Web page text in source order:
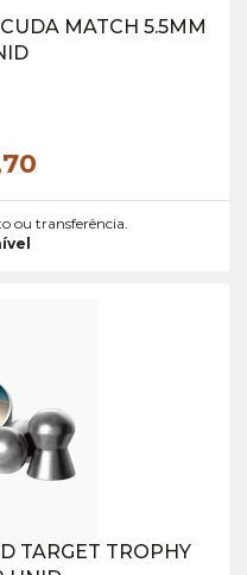
MATCH 5.5MM
70
ou transferência.
TARGET TROPHY